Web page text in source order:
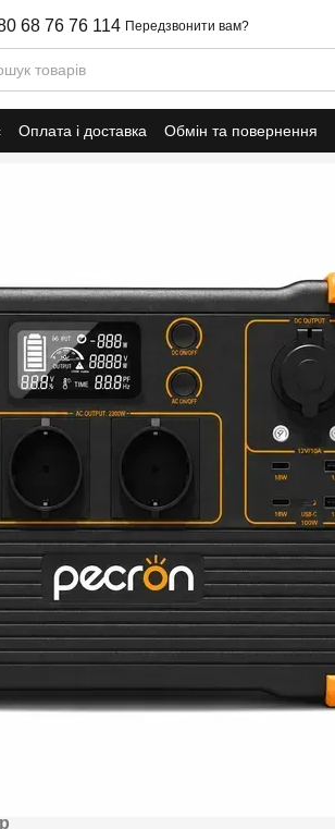
68 76 76 114 Передзвонити вам?
Оплата і доставка Обмін та повернення